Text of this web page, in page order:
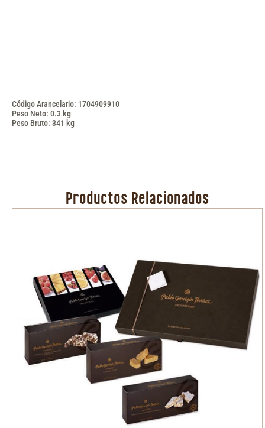
Código Arancelario: 1704909910
Peso Neto: 0.3 kg
Peso Bruto: 341 kg
Productos Relacionados